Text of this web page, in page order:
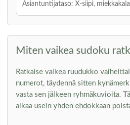
Asiantuntijataso: X-siipi,
Miten vaikea sudoku
Ratkaise vaikea ruudukko
numerot, täydennä sitten
vasta sen jälkeen ryhmäkuvioita.
alkaa usein yhden ehdokkaan